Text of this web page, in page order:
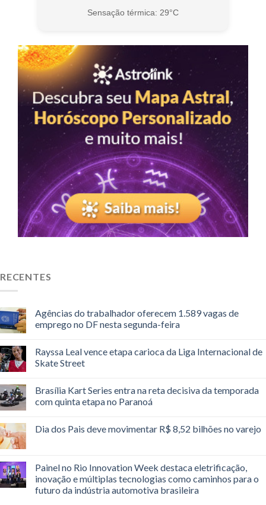
Sensação térmica: 29°C
RECENTES
Agências do trabalhador oferecem 1.589 vagas de
emprego no DF nesta segunda-feira
Rayssa Leal vence etapa carioca da Liga Internacional de
Skate Street
Brasília Kart Series entra na reta decisiva da temporada
com quinta etapa no Paranoá
Dia dos Pais deve movimentar R$ 8,52 bilhões no varejo
Painel no Rio Innovation Week destaca eletrificação,
inovação e múltiplas tecnologias como caminhos para o
futuro da indústria automotiva brasileira